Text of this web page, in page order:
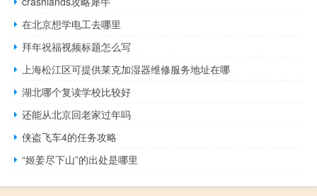
在北京想学电工去哪里
拜年祝福视频标题怎么写
上海松江区可提供莱克加湿器维修服务地址在哪
湖北哪个复读学校比较好
还能从北京回老家过年吗
侠盗飞车4的任务攻略
“姬姜尽下山”的出处是哪里